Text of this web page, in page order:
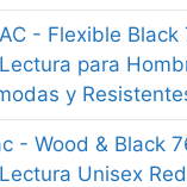
- Flexible
para
y
- Wood & Black
Unisex